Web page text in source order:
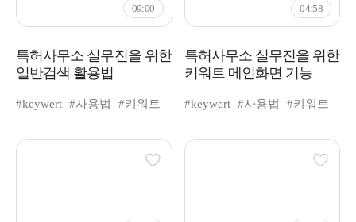
09:00
특허사무소 실무진을 위한
일반검색 활용법
#keywert #사용법 #키워트
04:58
특허사무소 실무진을 위한
키워트 메인화면 기능
#keywert #사용법 #키워트